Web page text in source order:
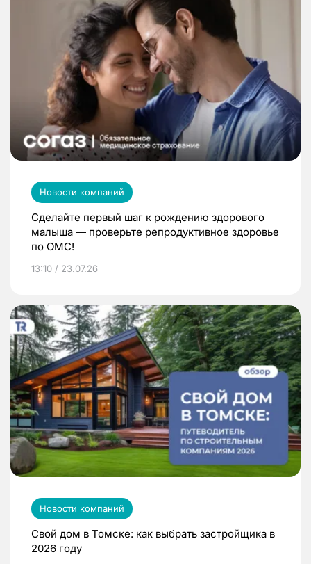
Новости компаний
Сделайте первый шаг к рождению здорового
малыша — проверьте репродуктивное здоровье
по ОМС!
13:10 / 23.07.26
Новости компаний
Свой дом в Томске: как выбрать застройщика в
2026 году